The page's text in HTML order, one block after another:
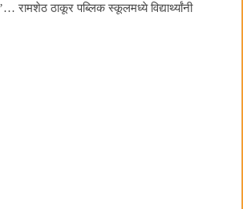
रामशेठ ठाकूर पब्लिक स्कूलमध्ये विद्यार्थ्यांनी